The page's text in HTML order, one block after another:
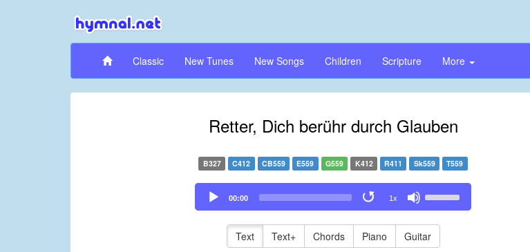
Classic New Tunes New Songs Children Scripture More
Retter, Dich berühr durch Glauben
B327 C412 CB559 E559 G559 K412 R411 Sk559 T559
Audio
Player
00:00 1x
Up/Down
to
Text Text+ Chords Piano Guitar